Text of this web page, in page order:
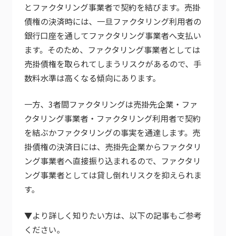
とファクタリング事業者で契約を結びます。売掛
債権の決済時には、一旦ファクタリング利用者の
銀行口座を通してファクタリング事業者へ支払い
ます。そのため、ファクタリング事業者としては
売掛債権を取られてしまうリスクがあるので、手
数料水準は高くなる傾向にあります。
一方、3者間ファクタリングは売掛先企業・ファ
クタリング事業者・ファクタリング利用者で契約
を結ぶかファクタリングの事実を通達します。売
掛債権の決済日には、売掛先企業からファクタリ
ング事業者へ直接振り込まれるので、ファクタリ
ング事業者としては貸し倒れリスクを抑えられま
す。
▼より詳しく知りたい方は、以下の記事もご参考
ください。